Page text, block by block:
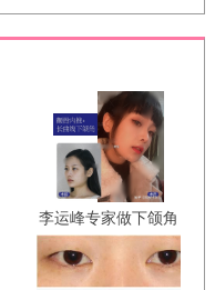
李运峰专家做下颌角
手术技术好吗？